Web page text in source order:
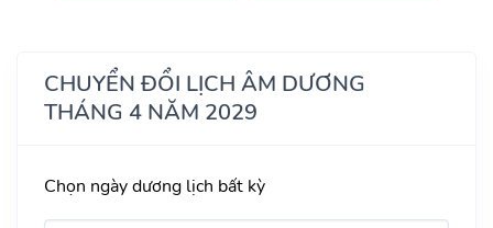
CHUYỂN ĐỔI LỊCH ÂM DƯƠNG
THÁNG 4 NĂM 2029
Chọn ngày dương lịch bất kỳ